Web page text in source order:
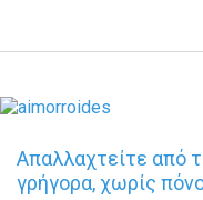
Απαλλαχτείτε από
γρήγορα, χωρίς